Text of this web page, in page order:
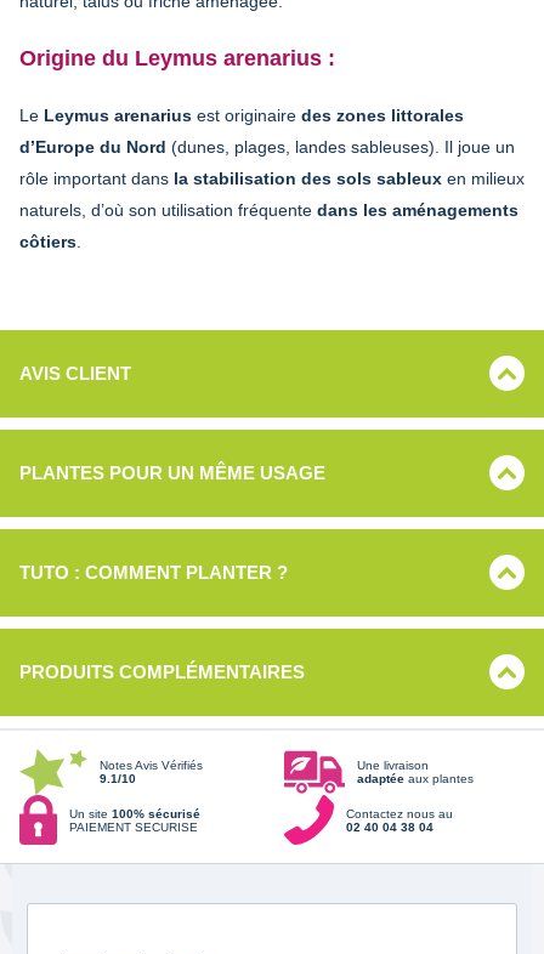
Origine du Leymus arenarius :
Le Leymus arenarius est originaire des zones littorales
d’Europe du Nord (dunes, plages, landes sableuses). Il joue un
rôle important dans la stabilisation des sols sableux en milieux
naturels, d’où son utilisation fréquente dans les aménagements
côtiers
AVIS CLIENT
PLANTES POUR UN MÊME USAGE
TUTO : COMMENT PLANTER ?
PRODUITS COMPLÉMENTAIRES
Notes Avis Vérifiés
9.1/10
Une livraison
adaptée aux plantes
Un site 100% sécurisé
PAIEMENT SECURISE
Contactez nous au
02 40 04 38 04